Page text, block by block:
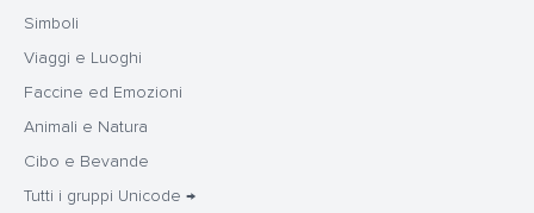
Simboli
Viaggi e Luoghi
Faccine ed Emozioni
Animali e Natura
Cibo e Bevande
Tutti i gruppi Unicode →